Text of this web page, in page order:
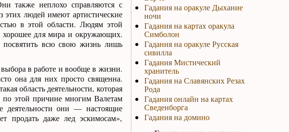
также неплохо справляются с
этих людей имеют артистические
в этой области. Людям этой
хорошее для мира и окружающих.
всю свою жизнь лишь
выбора в работе и вообще в жизни.
она для них просто священна.
область деятельности, которая
этой причине многим Валетам
деятельности они — настоящие
продать даже лед эскимосам»,
Гадания на оракуле Дыхание
ночи
Гадания на картах оракула
Симболон
Гадания на оракуле Русская
сивилла
Гадания Мистический
хранитель
Гадания на Славянских Резах
Рода
Гадания онлайн на картах
Сведенборга
Гадания на домино